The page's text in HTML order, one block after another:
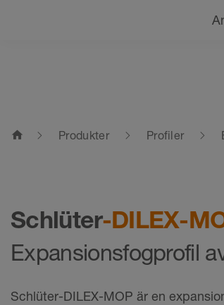
home Produkter Profiler
Schlüter-DILEX-
Expansionsfogprofil
Schlüter-DILEX-MOP är en